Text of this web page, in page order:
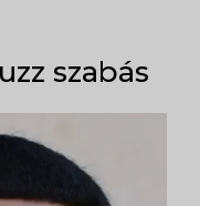
szabás